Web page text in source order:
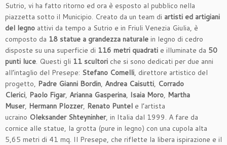
Sutrio, vi ha fatto ritorno ed ora è esposto al pubblico nella
piazzetta sotto il Municipio. Creato da un team di artisti ed artigiani
del legno attivi da tempo a Sutrio e in Friuli Venezia Giulia, è
composto da 18 statue a grandezza naturale in legno di cedro
disposte su una superficie di 116 metri quadrati e illuminate da 50
punti luce. Questi gli 11 scultori che si sono dedicati per due anni
all’intaglio del Presepe: Stefano Comelli, direttore artistico del
progetto, Padre Gianni Bordin, Andrea Caisutti, Corrado
Clerici, Paolo Figar, Arianna Gasperina, Isaia Moro, Martha
Muser, Hermann Plozzer, Renato Puntel e l’artista
ucraino Oleksander Shteyninher, in Italia dal 1999. A fare da
cornice alle statue, la grotta (pure in legno) con una cupola alta
5,65 metri di 41 mq. Il Presepe, che riflette la libera ispirazione e il